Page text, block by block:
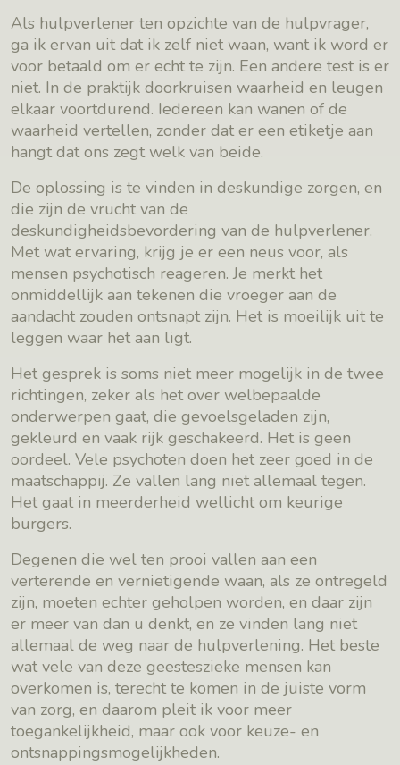
Als hulpverlener ten opzichte van de hulpvrager,
ga ik ervan uit dat ik zelf niet waan, want ik word er
voor betaald om er echt te zijn. Een andere test is er
niet. In de praktijk doorkruisen waarheid en leugen
elkaar voortdurend. Iedereen kan wanen of de
waarheid vertellen, zonder dat er een etiketje aan
hangt dat ons zegt welk van beide.
De oplossing is te vinden in deskundige zorgen, en
die zijn de vrucht van de
deskundigheidsbevordering van de hulpverlener.
Met wat ervaring, krijg je er een neus voor, als
mensen psychotisch reageren. Je merkt het
onmiddellijk aan tekenen die vroeger aan de
aandacht zouden ontsnapt zijn. Het is moeilijk uit te
leggen waar het aan ligt.
Het gesprek is soms niet meer mogelijk in de twee
richtingen, zeker als het over welbepaalde
onderwerpen gaat, die gevoelsgeladen zijn,
gekleurd en vaak rijk geschakeerd. Het is geen
oordeel. Vele psychoten doen het zeer goed in de
maatschappij. Ze vallen lang niet allemaal tegen.
Het gaat in meerderheid wellicht om keurige
burgers.
Degenen die wel ten prooi vallen aan een
verterende en vernietigende waan, als ze ontregeld
zijn, moeten echter geholpen worden, en daar zijn
er meer van dan u denkt, en ze vinden lang niet
allemaal de weg naar de hulpverlening. Het beste
wat vele van deze geesteszieke mensen kan
overkomen is, terecht te komen in de juiste vorm
van zorg, en daarom pleit ik voor meer
toegankelijkheid, maar ook voor keuze- en
ontsnappingsmogelijkheden.